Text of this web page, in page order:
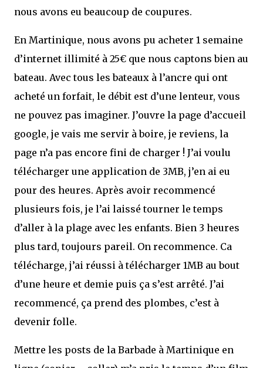
nous avons eu beaucoup de coupures.
En Martinique, nous avons pu acheter 1 semaine
d’internet illimité à 25€ que nous captons bien au
bateau. Avec tous les bateaux à l’ancre qui ont
acheté un forfait, le débit est d’une lenteur, vous
ne pouvez pas imaginer. J’ouvre la page d’accueil
google, je vais me servir à boire, je reviens, la
page n’a pas encore fini de charger ! J’ai voulu
télécharger une application de 3MB, j’en ai eu
pour des heures. Après avoir recommencé
plusieurs fois, je l’ai laissé tourner le temps
d’aller à la plage avec les enfants. Bien 3 heures
plus tard, toujours pareil. On recommence. Ca
télécharge, j’ai réussi à télécharger 1MB au bout
d’une heure et demie puis ça s’est arrêté. J’ai
recommencé, ça prend des plombes, c’est à
devenir folle.
Mettre les posts de la Barbade à Martinique en